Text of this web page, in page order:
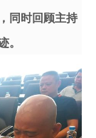
同时回顾主持